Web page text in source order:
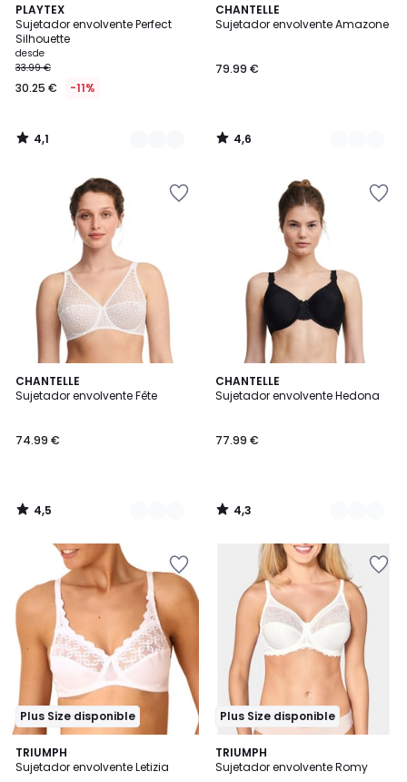
PLAYTEX
Sujetador envolvente Perfect
Silhouette
desde
33.99 €
30.25 € -11%
4,1
/ 5
3
Colores
4,1
/
CHANTELLE
Sujetador envolvente Amazone
79.99 €
4,6
/ 5
3
Colores
4,6
/
CHANTELLE
Sujetador envolvente Fête
74.99 €
4,5
/ 5
2
Colores
4,5
/
CHANTELLE
Sujetador envolvente Hedona
77.99 €
4,3
/ 5
2
Colores
4,3
/
Plus Size disponible
TRIUMPH
Sujetador envolvente Letizia
4,7
/ 5
Plus Size disponible
TRIUMPH
Sujetador envolvente Romy
4,5
/ 5
2
Colores